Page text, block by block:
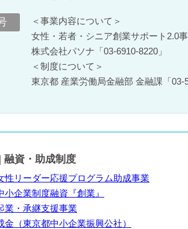
＜事業内容について＞
女性・若者・シニア創業サポート2.0
株式会社パソナ「03-6910-8220 」
＜制度について＞
東京都 産業労働局金融部 金融課「03-
融資・助成制度
性リーダー応援プログラム助成事業
小企業制度融資『創業』
業・承継支援事業
金（東京都中小企業振興公社）